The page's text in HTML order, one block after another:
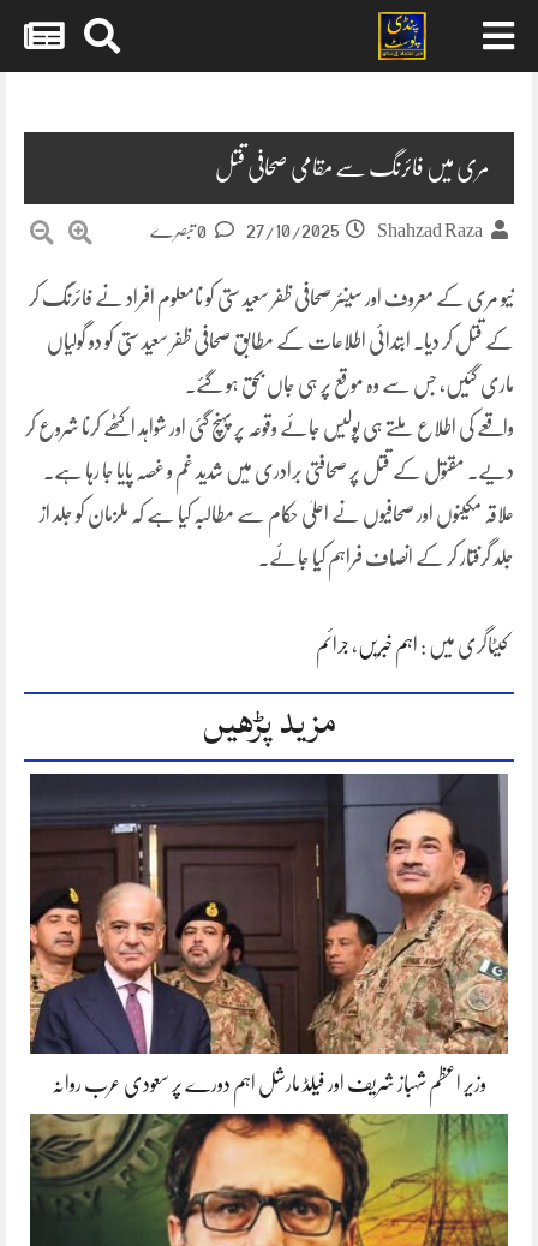
مری میں فائرنگ سے مقامی صحافی قتل
Shahzad Raza
27/10/2025
نیو مری کے معروف اور سینئر صحافی ظفر سعید ستی کو نامعلوم افراد نے فائرنگ کر
کے قتل کر دیا۔ ابتدائی اطلاعات کے مطابق صحافی ظفر سعید ستی کو دو گولیاں
ماری گئیں، جس سے وہ موقع پر ہی جاں بحق ہو گئے۔
واقعے کی اطلاع ملتے ہی پولیس جائے وقوعہ پر پہنچ گئی اور شواہد اکٹھے کرنا شروع کر
دیے۔ مقتول کے قتل پر صحافتی برادری میں شدید غم و غصہ پایا جا رہا ہے۔
علاقہ مکینوں اور صحافیوں نے اعلیٰ حکام سے مطالبہ کیا ہے کہ ملزمان کو جلد از
جلد گرفتار کر کے انصاف فراہم کیا جائے۔
کیٹاگری میں : اہم خبریں ، جرائم
مزید پڑھیں
وزیر اعظم شہباز شریف اور فیلڈ مارشل اہم دورے پر سعودی عرب روانہ